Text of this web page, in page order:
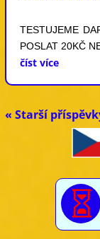
TESTUJEME
POSLAT 20KČ
číst více
« Starší
